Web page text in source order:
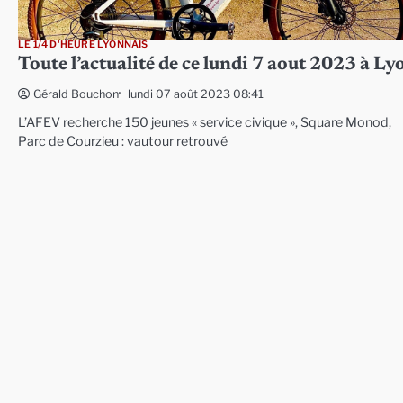
LE 1/4 D'HEURE LYONNAIS
Toute l’actualité de ce lundi 7 aout 2023 à
Gérald Bouchon lundi 07 août 2023 08:41
L’AFEV recherche 150 jeunes « service civique », Square Monod,
Parc de Courzieu : vautour retrouvé